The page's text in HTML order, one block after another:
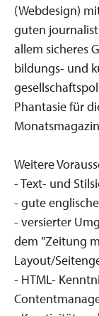
(Webdesign)
guten
allem sicheres
bildungs- und
Phantasie für
Weitere
- Text- und
- gute
- versierter
dem "Zeitung
Layout/
- HTML-